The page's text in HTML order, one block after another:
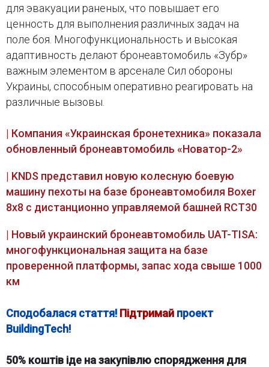
для эвакуации раненых, что повышает его
ценность для выполнения различных задач на
поле боя. Многофункциональность и высокая
адаптивность делают бронеавтомобиль «Зубр»
важным элементом в арсенале Сил обороны
Украины, способным оперативно реагировать на
различные вызовы.
| Компания «Украинская бронетехника» показала
обновленный бронеавтомобиль «Новатор-2»
| KNDS представил новую колесную боевую
машину пехоты на базе бронеавтомобиля Boxer
8x8 с дистанционно управляемой башней RCT30
| Новый украинский бронеавтомобиль UAT-TISA:
многофункциональная защита на базе
проверенной платформы, запас хода свыше 1000
км
Сподобалася стаття! Підтримайпроект
BuildingTech!
50% коштів іде на закупівлю спорядження для